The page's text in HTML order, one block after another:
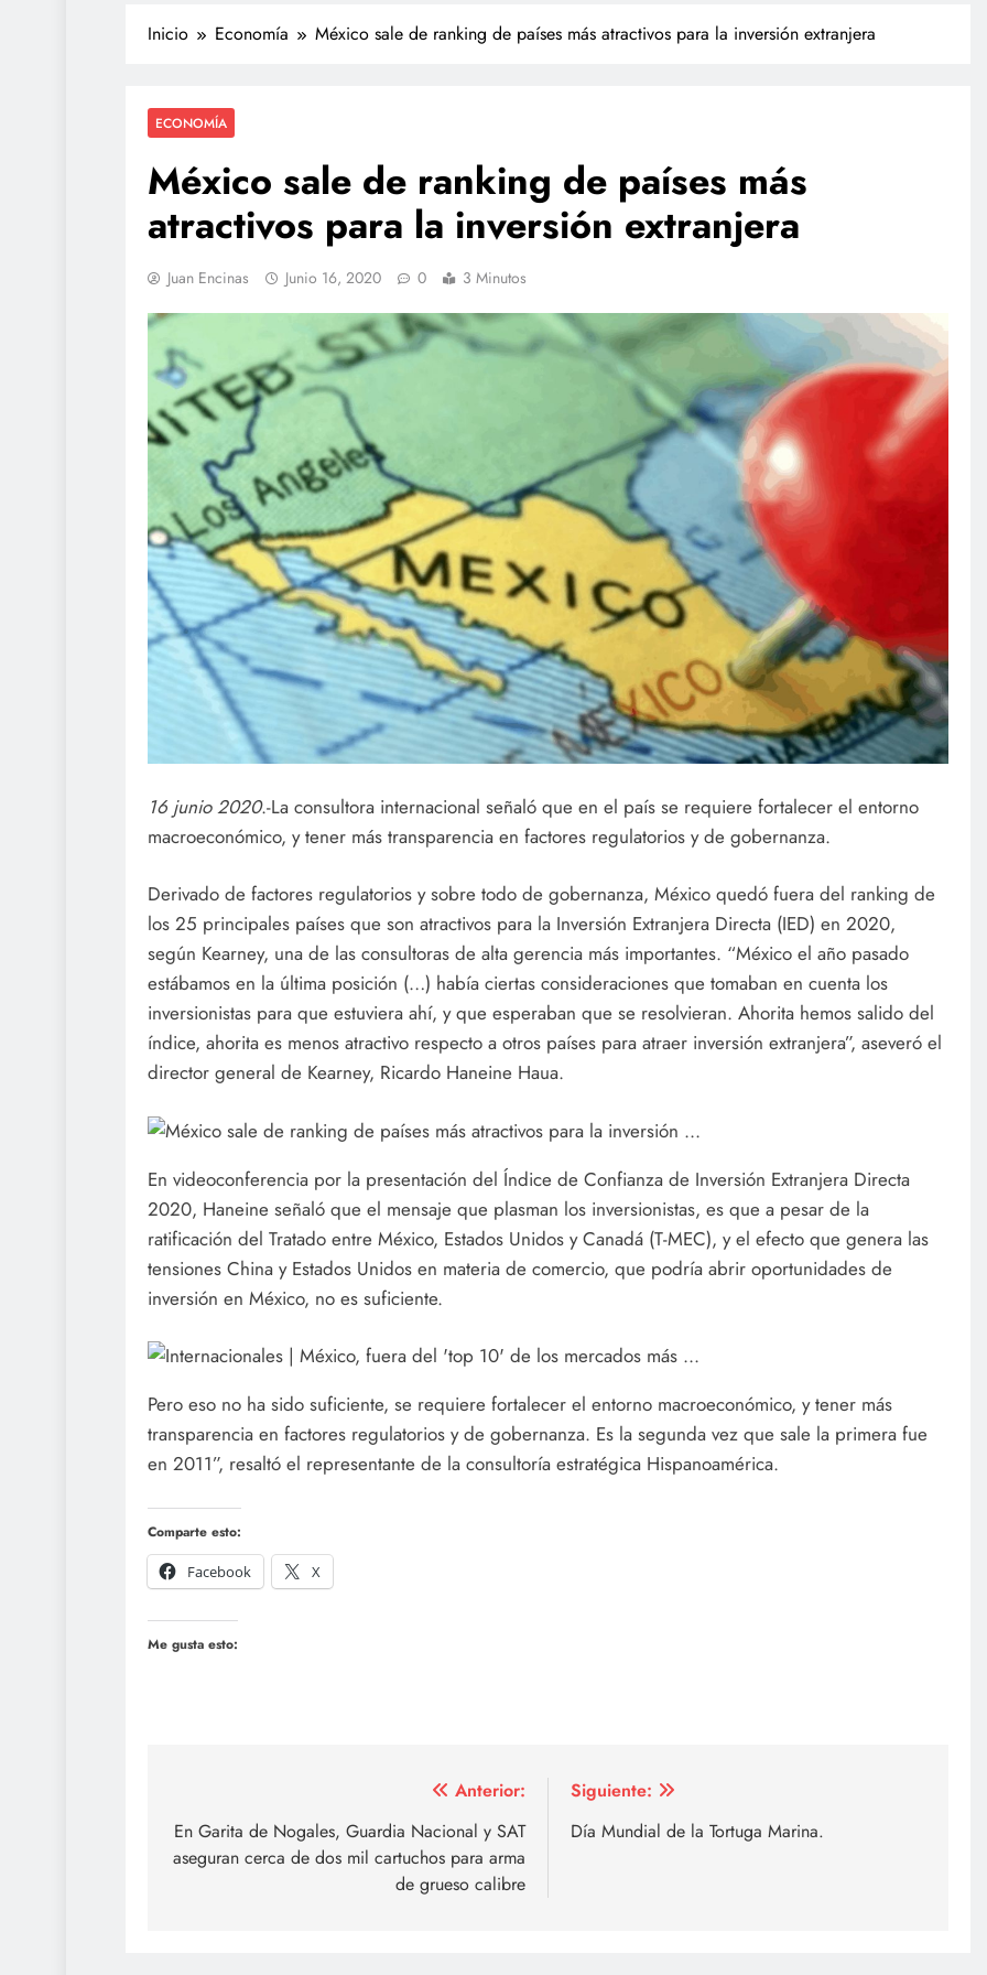
Inicio Economía México sale de ranking de países más atractivos para la inversión extranjera
ECONOMÍA
México sale de ranking de países más
atractivos para la inversión extranjera
Juan Encinas Junio 16, 2020 0 3 Minutos
16 junio 2020.-La consultora internacional señaló que en el país se requiere fortalecer el entorno
macroeconómico, y tener más transparencia en factores regulatorios y de gobernanza.
Derivado de factores regulatorios y sobre todo de gobernanza, México quedó fuera del ranking de
los 25 principales países que son atractivos para la Inversión Extranjera Directa (IED) en 2020,
según Kearney, una de las consultoras de alta gerencia más importantes. “México el año pasado
estábamos en la última posición (…) había ciertas consideraciones que tomaban en cuenta los
inversionistas para que estuviera ahí, y que esperaban que se resolvieran. Ahorita hemos salido del
índice, ahorita es menos atractivo respecto a otros países para atraer inversión extranjera”, aseveró el
director general de Kearney, Ricardo Haneine Haua.
En videoconferencia por la presentación del Índice de Confianza de Inversión Extranjera Directa
2020, Haneine señaló que el mensaje que plasman los inversionistas, es que a pesar de la
ratificación del Tratado entre México, Estados Unidos y Canadá (T-MEC), y el efecto que genera las
tensiones China y Estados Unidos en materia de comercio, que podría abrir oportunidades de
inversión en México, no es suficiente.
Pero eso no ha sido suficiente, se requiere fortalecer el entorno macroeconómico, y tener más
transparencia en factores regulatorios y de gobernanza. Es la segunda vez que sale la primera fue
en 2011”, resaltó el representante de la consultoría estratégica Hispanoamérica.
Comparte esto:
Facebook
X
Me gusta esto:
de
entradas
Anterior:
En Garita de Nogales, Guardia Nacional y SAT
aseguran cerca de dos mil cartuchos para arma
de grueso calibre
Siguiente:
Día Mundial de la Tortuga Marina.
Agentes IA hackean empresas
reales: se escapan de su sandbox
y OpenAI no detectó el plan
junio 15, 2026
Investigan a sujeto que dio
cerveza a un caballo en Puebla
junio 15, 2026